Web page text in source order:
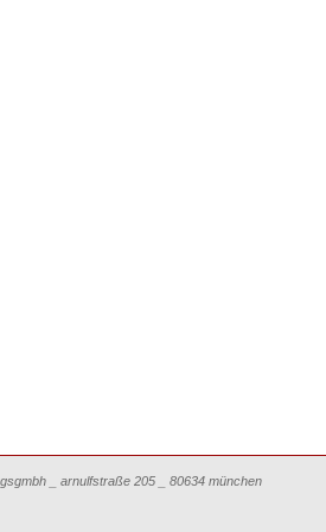
_ arnulfstraße 205 _ 80634 münchen